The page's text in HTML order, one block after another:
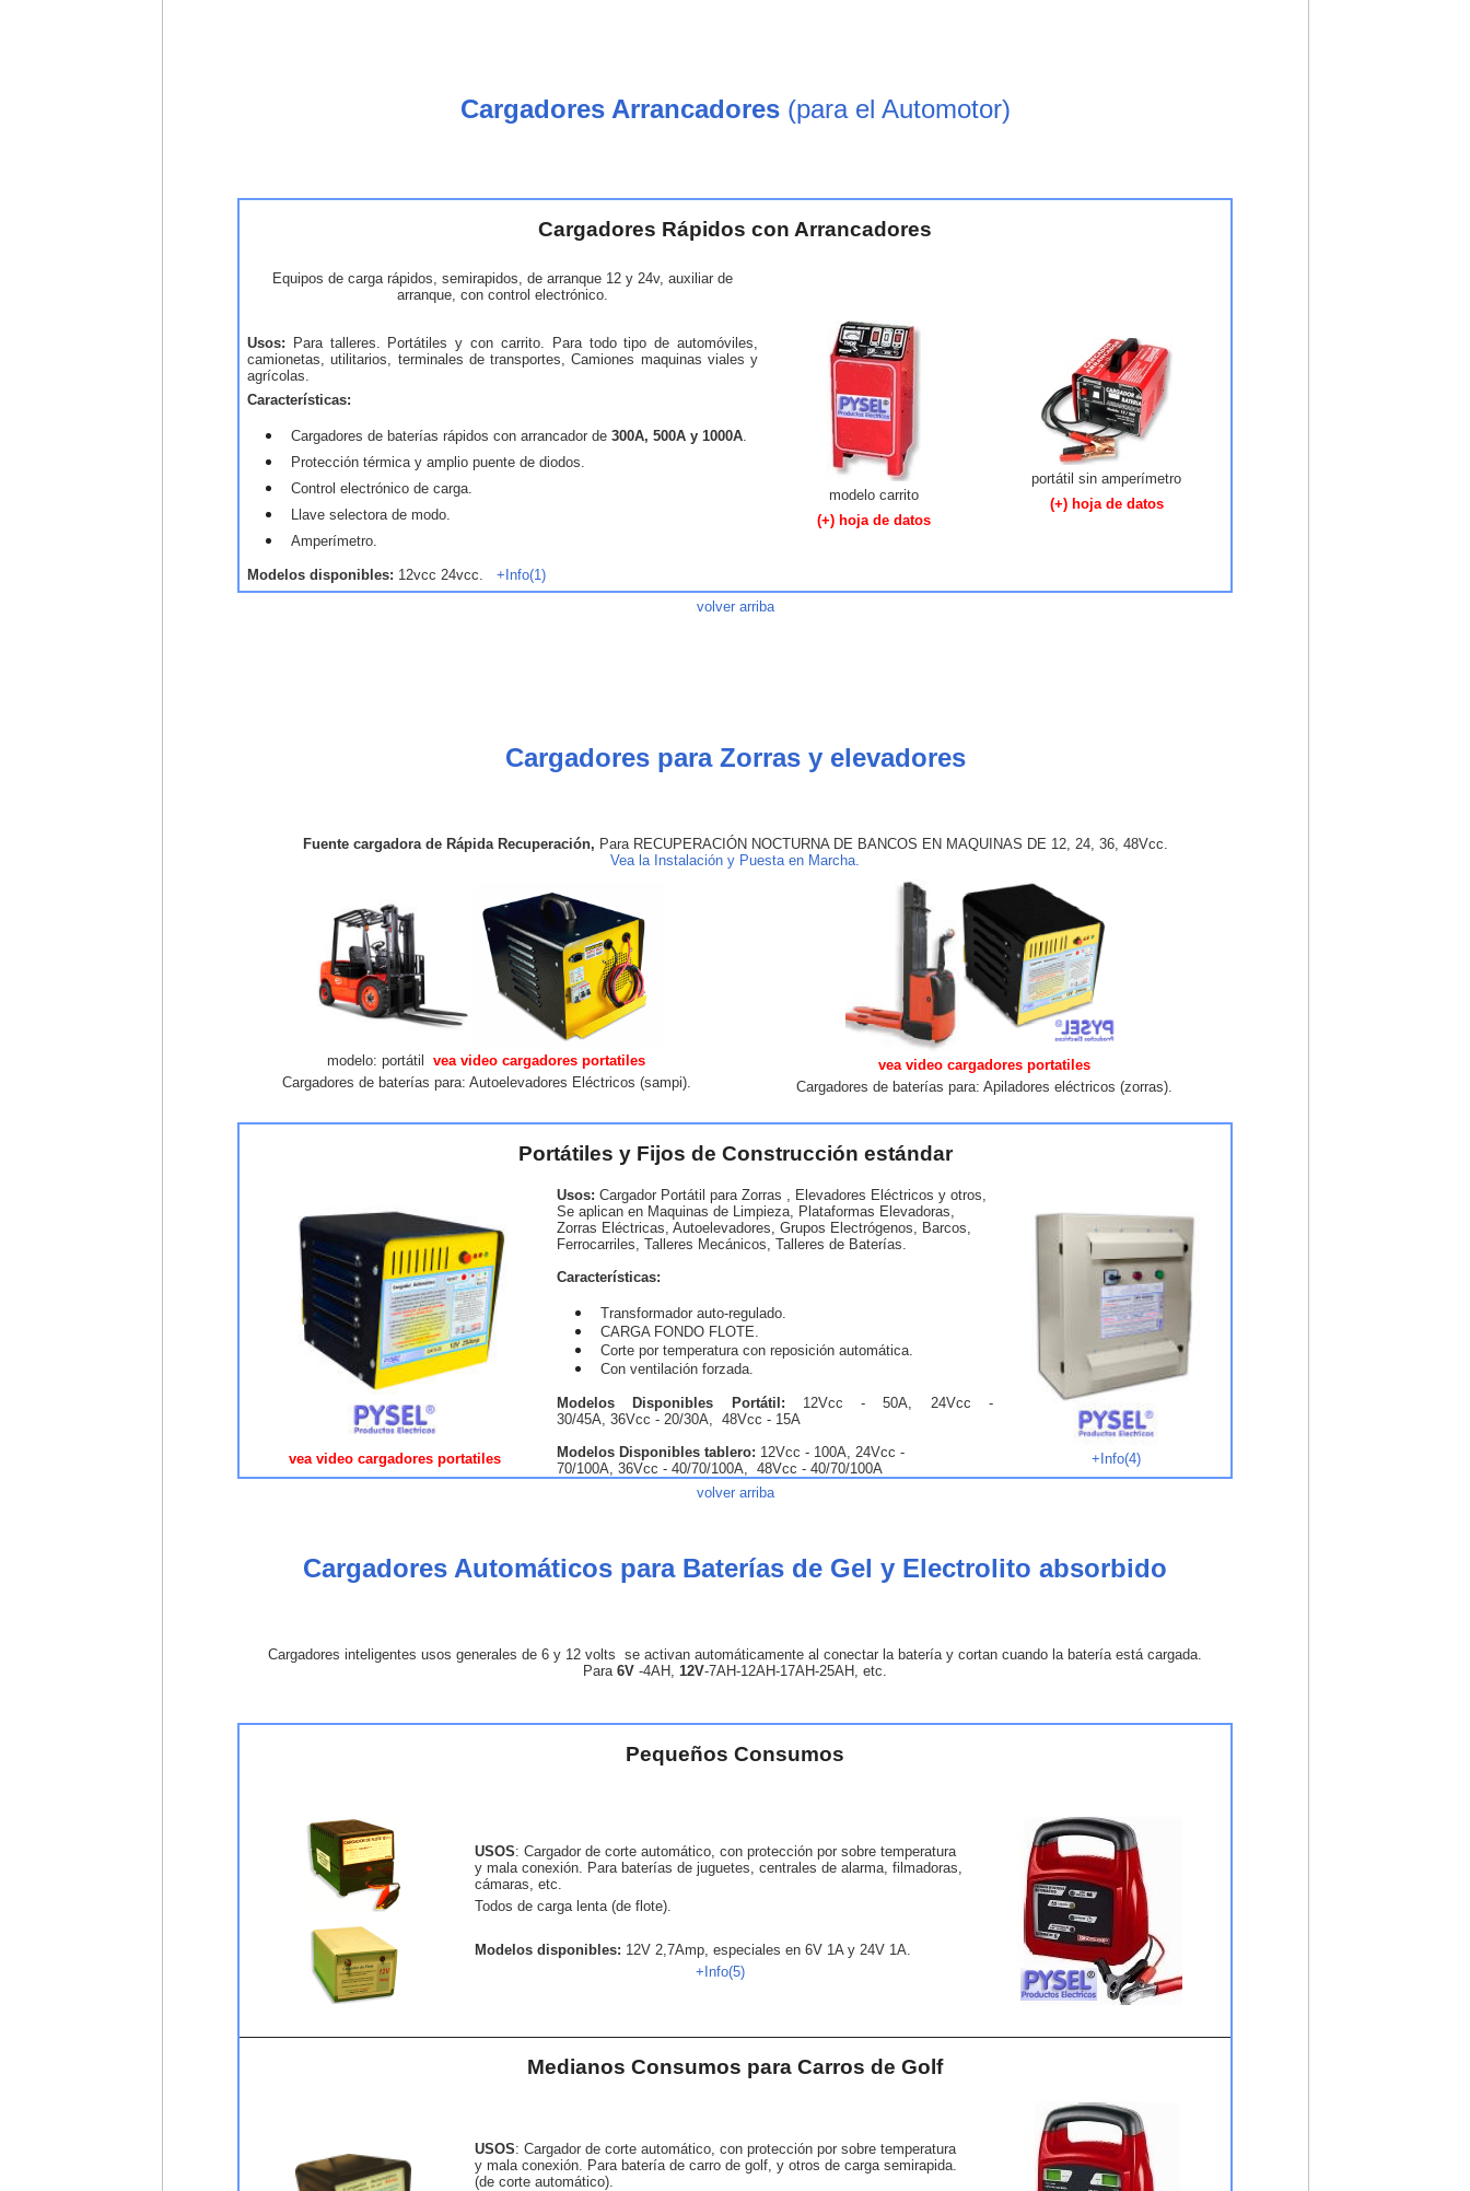
Cargadores Arrancadores (para el Automotor)
Cargadores Rápidos con Arrancadores
Equipos de carga rápidos, semirapidos, de arranque 12 y 24v, auxiliar de
arranque, con control electrónico.
Usos:
Para talleres. Portátiles y con carrito. Para todo tipo de automóviles,
camionetas, utilitarios, terminales de transportes, Camiones maquinas viales y
agrícolas.
Características:
Cargadores de baterías rápidos con arrancador de 300A, 500A y 1000A
Protección térmica y amplio puente de diodos.
Control electrónico de carga.
Llave selectora de modo.
Amperímetro.
Modelos disponibles: 12vcc 24vcc. +Info(1)
modelo carrito
(+) hoja de datos
portátil sin amperímetro
(+) hoja de datos
volver arriba
Cargadores para Zorras y elevadores
Fuente cargadora de Rápida Recuperación, Para RECUPERACIÓN NOCTURNA DE BANCOS EN MAQUINAS DE 12, 24, 36, 48Vcc.
Vea la Instalación y Puesta en Marcha.
modelo: portátil vea video cargadores portatiles
Cargadores de baterías para: Autoelevadores Eléctricos (sampi).
vea video cargadores portatiles
Cargadores de baterías para: Apiladores eléctricos (zorras).
Portátiles y Fijos de Construcción estándar
vea video cargadores portatiles
Usos: Cargador Portátil para Zorras , Elevadores Eléctricos y otros,
Se aplican en Maquinas de Limpieza, Plataformas Elevadoras,
Zorras Eléctricas, Autoelevadores, Grupos Electrógenos, Barcos,
Ferrocarriles, Talleres Mecánicos, Talleres de Baterías.
Características:
Transformador auto-regulado.
CARGA FONDO FLOTE.
Corte por temperatura con reposición automática.
Con ventilación forzada.
Modelos Disponibles Portátil: 12Vcc - 50A, 24Vcc -
30/45A, 36Vcc - 20/30A, 48Vcc - 15A
Modelos Disponibles tablero: 12Vcc - 100A, 24Vcc -
70/100A, 36Vcc - 40/70/100A, 48Vcc - 40/70/100A
+Info(4)
volver arriba
Cargadores Automáticos para Baterías de Gel y Electrolito absorbido
Cargadores inteligentes usos generales de 6 y 12 volts se activan automáticamente al conectar la batería y cortan cuando la batería está cargada.
Para 6V -4AH, 12V-7AH-12AH-17AH-25AH, etc.
Pequeños Consumos
USOS: Cargador de corte automático, con protección por sobre temperatura
y mala conexión. Para baterías de juguetes, centrales de alarma, filmadoras,
cámaras, etc.
Todos de carga lenta (de flote).
Modelos disponibles: 12V 2,7Amp, especiales en 6V 1A y 24V 1A.
+Info(5)
Medianos Consumos para Carros de Golf
USOS: Cargador de corte automático, con protección por sobre temperatura
y mala conexión. Para batería de carro de golf, y otros de carga semirapida.
(de corte automático).